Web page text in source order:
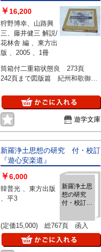
￥ 16,200
狩野博幸、山路興
三、藤井健三 解説/
花林舎 編 、東方出
版 、2005 、1冊
筒箱付二重箱状態良 273頁
242頁まで図版篇 紀州和歌御祭
一巻、十二カ月風俗絵巻 全一
巻、都名所図巻 全三巻、東の錦
全一巻、恵比須物語 全一巻
30x32cm 定価31.500円 平成
遊学文庫
新羅浄土思想の研究 付・校訂
『遊心安楽道』
新羅浄土思
想の研究
付・校訂
道』
￥6,000
韓普光 、東方出版
、平3
(定価15,000) 総767頁 函入